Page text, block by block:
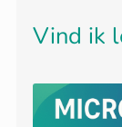
Vind ik